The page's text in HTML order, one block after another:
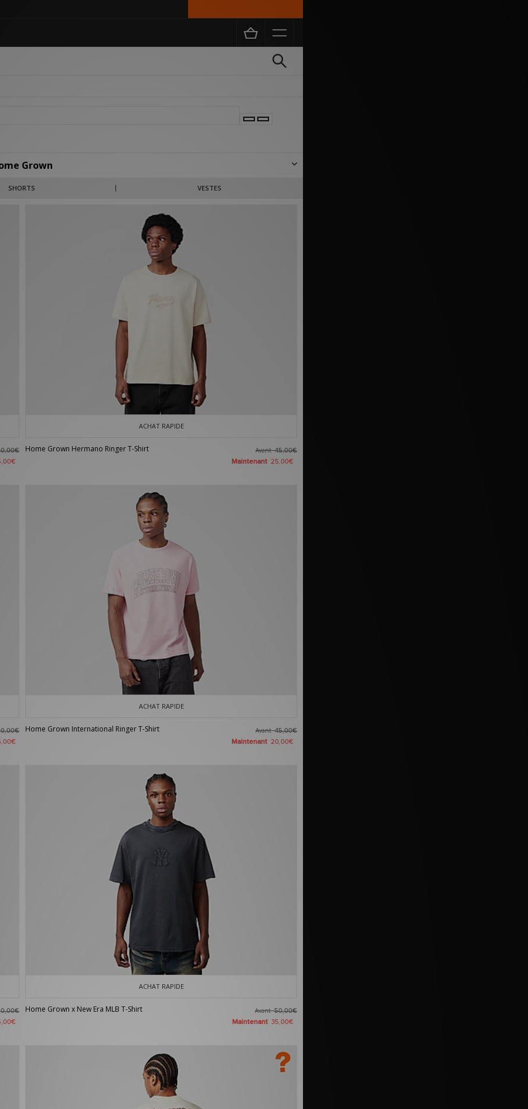
Grown
SHORTS VESTES
de la mode urbaine. L'identité de la marque se caractérise par un style épuré, des
palettes de couleurs intemporelles.
ACHAT RAPIDE
Home Grown Hermano Ringer T-Shirt Avant45,00€
Maintenant 25,00€
ACHAT RAPIDE
Home Grown International Ringer T-Shirt Avant45,00€
Maintenant 20,00€
ACHAT RAPIDE
Home Grown x New Era MLB T-Shirt Avant50,00€
Maintenant 35,00€